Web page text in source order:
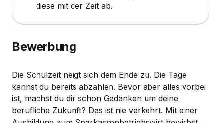
diese mit der Zeit ab.
Bewerbung
Die Schulzeit neigt sich dem Ende zu. Die Tage
kannst du bereits abzählen. Bevor aber alles vorbei
ist, machst du dir schon Gedanken um deine
berufliche Zukunft? Das ist nie verkehrt. Mit einer